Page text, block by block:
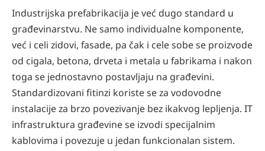
Industrijska prefabrikacija je već dugo standard u
građevinarstvu. Ne samo individualne komponente,
već i celi zidovi, fasade, pa čak i cele sobe se proizvode
od cigala, betona, drveta i metala u fabrikama i nakon
toga se jednostavno postavljaju na građevini.
Standardizovani fitinzi koriste se za vodovodne
instalacije za brzo povezivanje bez ikakvog lepljenja. IT
infrastruktura građevine se izvodi specijalnim
kablovima i povezuje u jedan funkcionalan sistem.